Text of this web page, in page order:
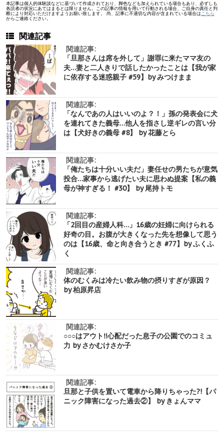
本記事は個人的体験談などに基づいて作成されており、脚色なども加えられている場合もあり、必ずしも
各読者の状況にあてはまるとは限りません。この記事の情報を用いて行動される場合、ご自身の責任と判
断により対応いただけますようお願い致します。 尚、記事に不適切な内容が含まれている場合はこちら
からご連絡ください。
関連記事
関連記事:
「旦那さんは席を外して」謝罪に来たママ友の
夫…妻と二人きりで話したかったことは【我が家
に依存する迷惑親子 #59】by みつけまま
関連記事:
「なんであの人はいいのよ？！」孫の発表会に犬
を連れてきた義母…他人を指さし逆ギレの言い分
は【犬好きの義母 #8】 by 花藤とら
関連記事:
「俺たちは十分いい夫だ」妻任せの男たちが意気
投合…家事から逃げたい夫に思わぬ提案【私の義
母が神すぎる！ #30】 by 尾持トモ
関連記事:
「2回目の産婦人科…」16歳の妊婦に向けられる
好奇の目。お腹が大きくなった先を想像して思う
のは【16歳、命と向き合うとき #77】by ふくふ
く
関連記事:
体のむくみは冷たい飲み物の摂りすぎが原因？
by 柏原昇店
関連記事:
○○○はアウト‼︎心配だった息子の公園でのコミュ
力 by さかむけさか子
関連記事:
旦那と子供を置いて電車から降りちゃった?!【パ
ニック障害になった過去②】 by きょんママ